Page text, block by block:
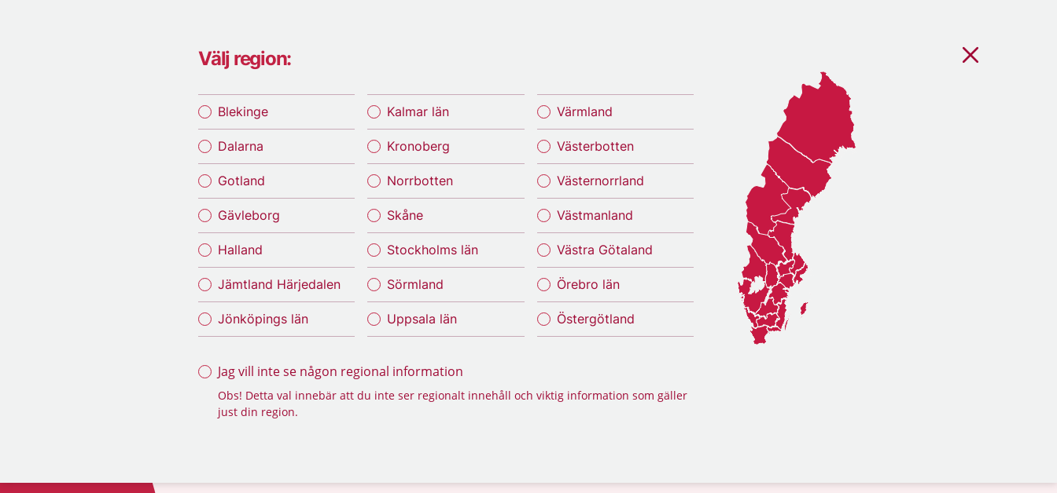
Välj region:
Blekinge
Dalarna
Gotland
Gävleborg
Halland
Jämtland Härjedalen
Jönköpings län
Kalmar län
Kronoberg
Norrbotten
Skåne
Stockholms län
Sörmland
Uppsala län
Värmland
Västerbotten
Västernorrland
Västmanland
Västra Götaland
Örebro län
Östergötland
Jag vill inte se någon regional information
Obs! Detta val innebär att du inte ser regionalt innehåll och viktig information som gäller
just din region.